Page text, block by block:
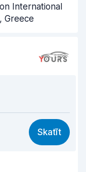
9,4
International
Greece
8,6
8,7
Skatīt